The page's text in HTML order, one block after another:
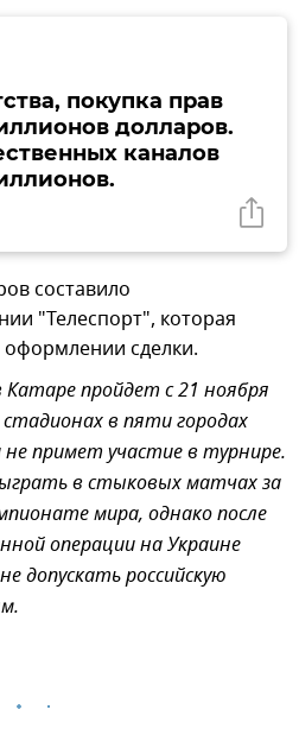
покупка прав
долларов.
каналов
составило
"Телеспорт", которая
сделки.
пройдет с 21 ноября
в пяти городах
примет участие в турнире.
в стыковых матчах за
мира, однако после
операции на Украине
допускать российскую